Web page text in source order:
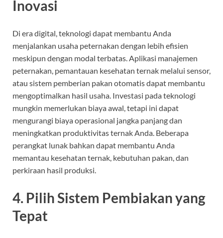
Inovasi
Di era digital, teknologi dapat membantu Anda
menjalankan usaha peternakan dengan lebih efisien
meskipun dengan modal terbatas. Aplikasi manajemen
peternakan, pemantauan kesehatan ternak melalui sensor,
atau sistem pemberian pakan otomatis dapat membantu
mengoptimalkan hasil usaha. Investasi pada teknologi
mungkin memerlukan biaya awal, tetapi ini dapat
mengurangi biaya operasional jangka panjang dan
meningkatkan produktivitas ternak Anda. Beberapa
perangkat lunak bahkan dapat membantu Anda
memantau kesehatan ternak, kebutuhan pakan, dan
perkiraan hasil produksi.
4. Pilih Sistem Pembiakan yang
Tepat